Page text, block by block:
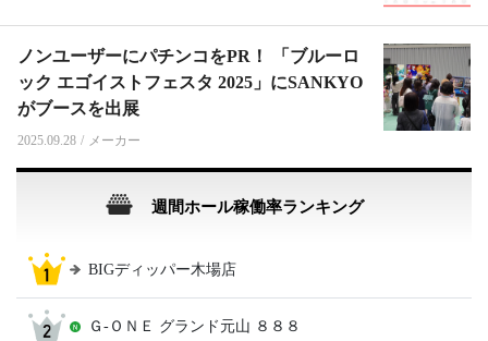
ノンユーザーにパチンコをPR！ 「ブルーロ
ック エゴイストフェスタ 2025」にSANKYO
がブースを出展
2025.09.28 / メーカー
週間ホール稼働率ランキング
BIGディッパー木場店
Ｇ‐ＯＮＥ グランド元山 ８８８